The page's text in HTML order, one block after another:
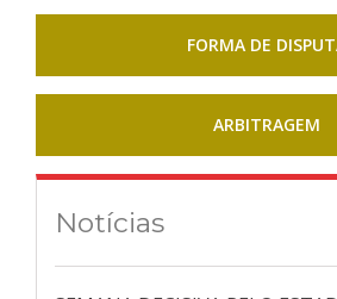
FORMA DE
ARBITRAGEM
Notícias